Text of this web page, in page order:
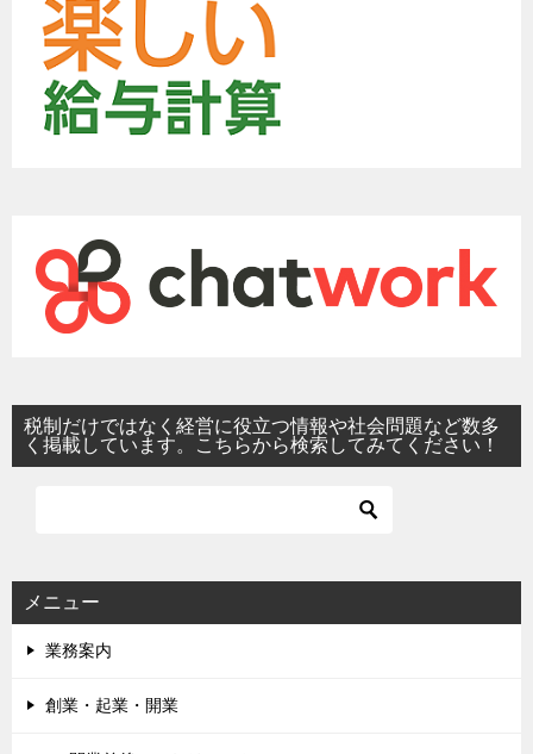
税制だけではなく経営に役立つ情報や社会問題など数多
く掲載しています。こちらから検索してみてください！
メニュー
業務案内
創業・起業・開業